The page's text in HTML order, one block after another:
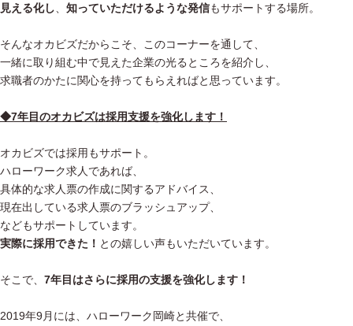
見える化し
知っていただけるような発信もサポートする場所。
そんなオカビズだからこそ、このコーナーを通して、
一緒に取り組む中で見えた企業の光るところを紹介し、
求職者のかたに関心を持ってもらえればと思っています。
◆7年目のオカビズは採用支援を強化します！
オカビズでは採用もサポート。
ハローワーク求人であれば、
具体的な求人票の作成に関するアドバイス、
現在出している求人票のブラッシュアップ、
などもサポートしています。
実際に採用できた！ との嬉しい声もいただいています。
そこで、 7年目はさらに採用の支援を強化します！
2019年9月には、ハローワーク岡崎と共催で、